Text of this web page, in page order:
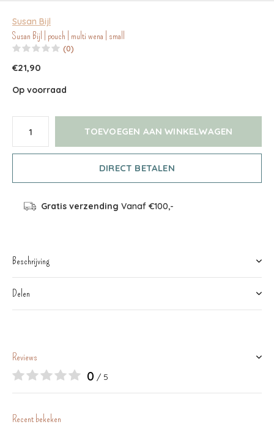
Susan Bijl
Susan Bijl | pouch | multi wena | small
(0)
€21,90
Op voorraad
TOEVOEGEN AAN WINKELWAGEN
DIRECT BETALEN
Gratis verzending Vanaf €100,-
Beschrijving
Delen
Reviews
0 / 5
Recent bekeken